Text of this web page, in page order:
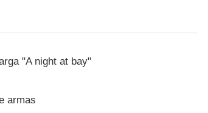
"A night at bay"
armas